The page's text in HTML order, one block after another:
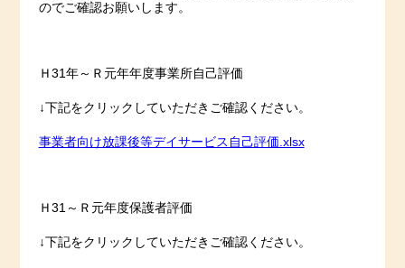
のでご確認お願いします。
Ｈ31年～Ｒ元年年度事業所自己評価
↓下記をクリックしていただきご確認ください。
事業者向け放課後等デイサービス自己評価.xlsx
Ｈ31～Ｒ元年度保護者評価
↓下記をクリックしていただきご確認ください。